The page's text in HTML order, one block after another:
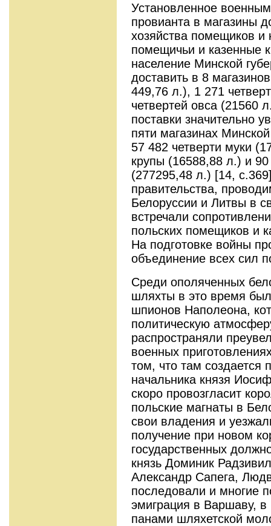
Установленное
провианта в магазины
хозяйства помещиков и
помещичьи и казенные
население Минской
доставить в 8
449,76 л.), 1 271
четвертей овса (21560
поставки значительно
пяти магазинах
57 482 четверти муки
крупы (16588,88 л.) и 90
(277295,48 л.) [14,
правительства,
Белоруссии и Литвы в
встречали
польских помещиков и
На подготовке войны
объединение всех сил
Среди ополяченных
шляхты в это время
шпионов Наполеона,
политическую
распространяли
военных
том, что там создается
начальника князя
скоро провозгласит
польские магнаты в
свои владения и
получение при новом
государственных
князь Доминик
Александр Сапега,
последовали и многие
эмиграция в Варшаву, в
панами шляхетской